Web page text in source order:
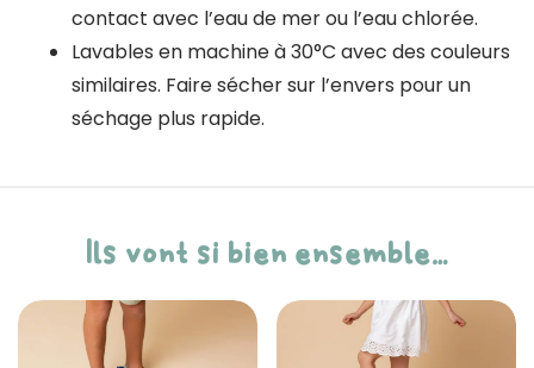
contact avec l’eau de mer ou l’eau chlorée.
Lavables en machine à 30°C avec des couleurs
similaires. Faire sécher sur l’envers pour un
séchage plus rapide.
Ils vont si bien ensemble…